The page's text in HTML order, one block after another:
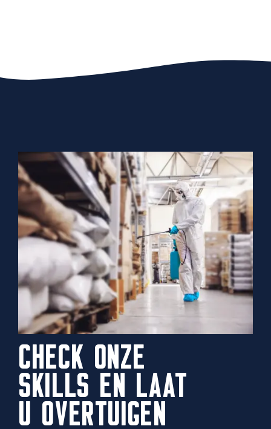
CHECK ONZE
SKILLS EN LAAT
U OVERTUIGEN